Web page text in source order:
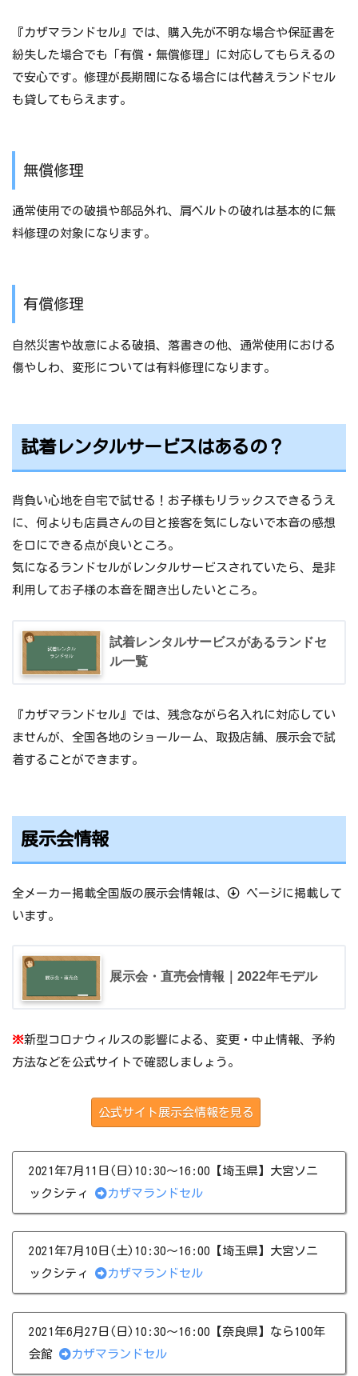
『カザマランドセル』では、購入先が不明な場合や保証書を
紛失した場合でも「有償・無償修理」に対応してもらえるの
で安心です。修理が長期間になる場合には代替えランドセル
も貸してもらえます。
無償修理
通常使用での破損や部品外れ、肩ベルトの破れは基本的に無
料修理の対象になります。
有償修理
自然災害や故意による破損、落書きの他、通常使用における
傷やしわ、変形については有料修理になります。
試着レンタルサービスはあるの？
背負い心地を自宅で試せる！お子様もリラックスできるうえ
に、何よりも店員さんの目と接客を気にしないで本音の感想
を口にできる点が良いところ。
気になるランドセルがレンタルサービスされていたら、是非
利用してお子様の本音を聞き出したいところ。
試着レンタルサービスがあるランドセ
ル一覧
『カザマランドセル』では、残念ながら名入れに対応してい
ませんが、全国各地のショールーム、取扱店舗、展示会で試
着することができます。
展示会情報
全メーカー掲載全国版の展示会情報は、
ページに掲載して
います。
展示会・直売会情報｜2022年モデル
※新型コロナウィルスの影響による、変更・中止情報、予約
方法などを公式サイトで確認しましょう。
公式サイト展示会情報を見る
2021年7月11日(日)10:30～16:00【埼玉県】大宮ソニ
ックシティ
カザマランドセル
2021年7月10日(土)10:30～16:00【埼玉県】大宮ソニ
ックシティ
カザマランドセル
2021年6月27日(日)10:30～16:00【奈良県】なら100年
会館
カザマランドセル